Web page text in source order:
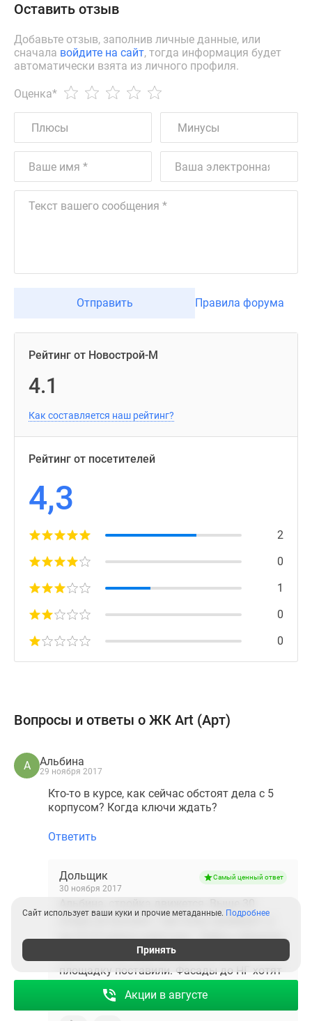
Акции в августе
Оставить отзыв
Добавьте отзыв, заполнив личные данные, или
сначала войдите на сайт, тогда информация будет
автоматически взята из личного профиля.
Оценка*
Отправить Правила форума
Рейтинг от Новострой-М
4.1
Как составляется наш рейтинг?
Рейтинг от посетителей
4,3
2
0
1
0
0
Вопросы и ответы о ЖК Art (Арт)
А Альбина
29 ноября 2017
Кто-то в курсе, как сейчас обстоят дела с 5
корпусом? Когда ключи ждать?
Ответить
Дольщик
30 ноября 2017
Самый ценный ответ
этажа не пускают, там полы заливают, а
на 22-23 вовсю работают. Лифты обещали
пустить через две недели. Детскую
площадку поставили. Фасады до НГ хотят
доделать. В офисе продаж сказали ключи
в марте-апреле.
Сайт использует ваши куки и прочие метаданные. Подробнее
Принять